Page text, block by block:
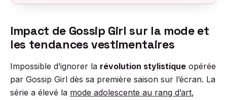
Impact de Gossip Girl sur la mode et
les tendances vestimentaires
Impossible d’ignorer la révolution stylistique opérée
par Gossip Girl dès sa première saison sur l’écran. La
série a élevé la mode adolescente au rang d’art,